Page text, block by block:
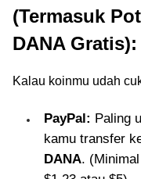
(Termasuk
DANA Gratis):
Kalau koinmu udah
PayPal: Paling
kamu transfer
DANA.